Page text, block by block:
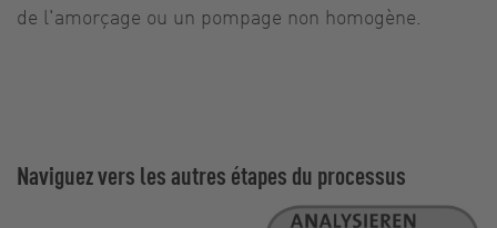
de l'amorçage ou un pompage non homogène.
Naviguez vers les autres étapes du processus